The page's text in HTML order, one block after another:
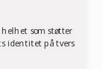
som støtter
identitet på tvers